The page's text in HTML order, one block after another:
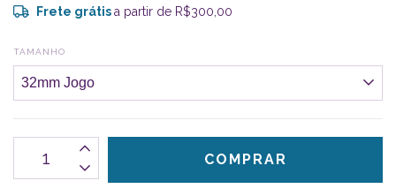
Frete grátisa partir de R$300,00
TAMANHO